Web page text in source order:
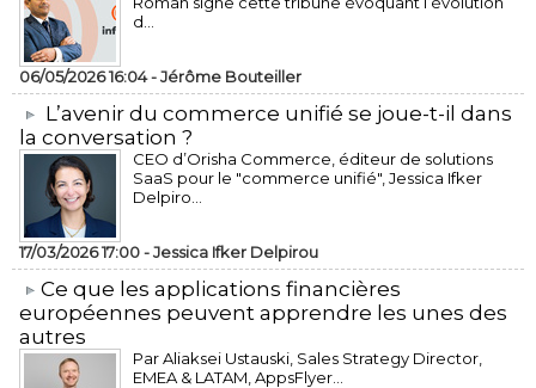
d...
06/05/2026 16:04 -Jérôme Bouteiller
L’avenir du commerce unifié se joue-t-il dans
la conversation ?
CEO d’Orisha Commerce, éditeur de solutions
SaaS pour le "commerce unifié", Jessica Ifker
Delpiro...
17/03/2026 17:00 -Jessica Ifker Delpirou
​Ce que les applications financières
européennes peuvent apprendre les unes des
autres
Par Aliaksei Ustauski, Sales Strategy Director,
EMEA & LATAM, AppsFlyer...